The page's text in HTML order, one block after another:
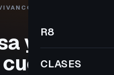
R8
CLASES
y
en